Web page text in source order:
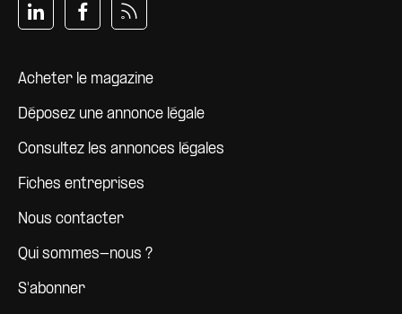
Pied de page
Acheter le magazine
Déposez une annonce légale
Consultez les annonces légales
Fiches entreprises
Nous contacter
Qui sommes-nous ?
S'abonner